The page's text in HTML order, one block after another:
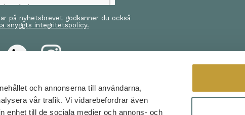
och annonserna till användarna,
vår trafik. Vi vidarebefordrar även
enhet till de sociala medier och annons- och
på nyhetsbrevet godkänner du också
snyggts integritetspolicy.
BESÖK OSS